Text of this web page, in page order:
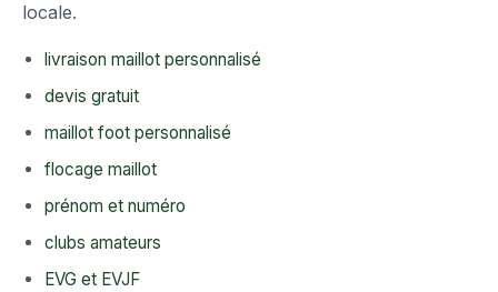
locale.
livraison maillot personnalisé
devis gratuit
maillot foot personnalisé
flocage maillot
prénom et numéro
clubs amateurs
EVG et EVJF